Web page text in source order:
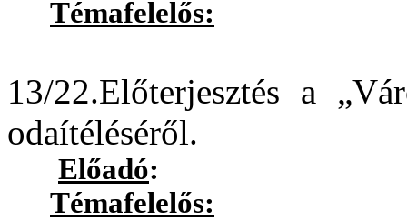
Témafelelős:
13/22.Előterjesztés a
odaítéléséről.
Előadó:
Témafelelős: